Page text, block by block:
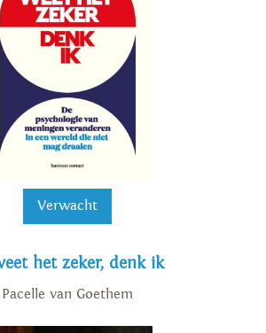
Verwacht
het zeker, denk ik
Pacelle van Goethem